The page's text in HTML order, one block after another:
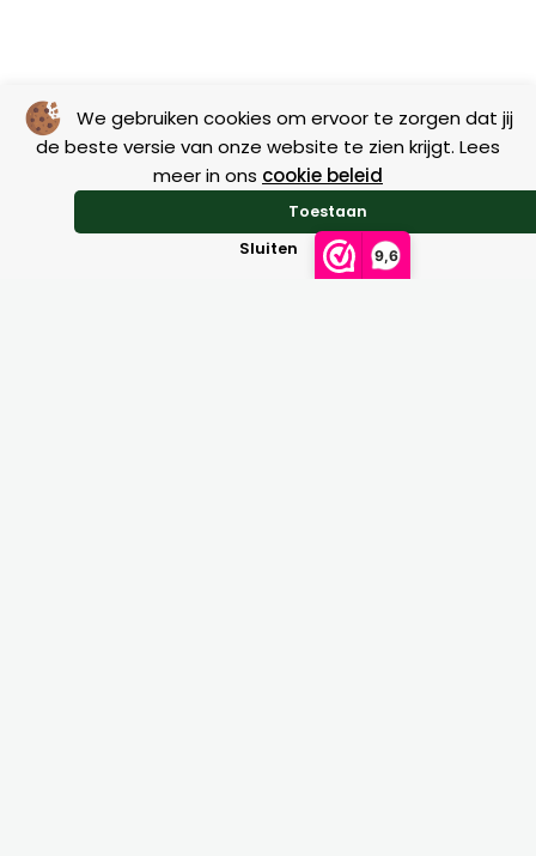
9,6
We gebruiken cookies om ervoor te zorgen dat jij
de beste versie van onze website te zien krijgt. Lees
meer in ons cookie beleid
Toestaan
Sluiten
€18,95
Dit
product
Vergelijkbare producten